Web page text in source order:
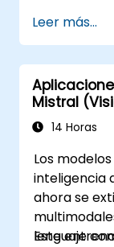
Leer más...
Mistral
14 Horas
Los
inteligencia
ahora se
lenguaje
Este